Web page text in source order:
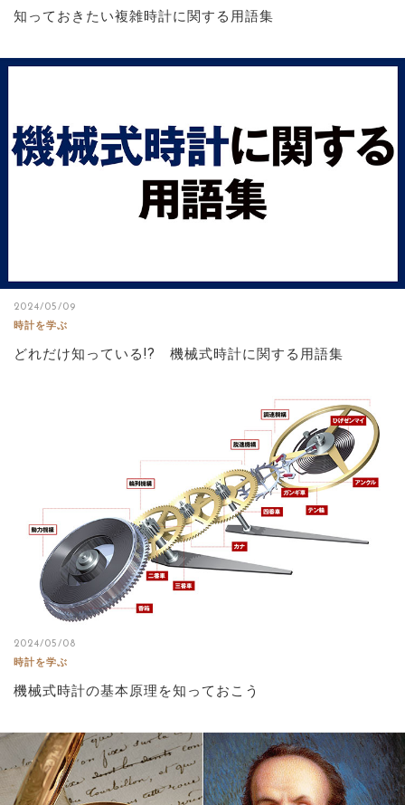
知っておきたい複雑時計に関する用語集
2024/05/09
時計を学ぶ
どれだけ知っている!? 機械式時計に関する用語集
2024/05/08
時計を学ぶ
機械式時計の基本原理を知っておこう